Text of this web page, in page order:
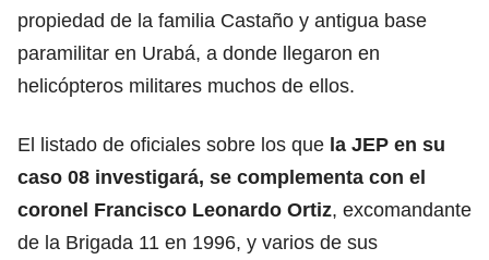
propiedad de la familia Castaño y antigua base
paramilitar en Urabá, a donde llegaron en
helicópteros militares muchos de ellos.
El listado de oficiales sobre los que la JEP en su
caso 08 investigará, se complementa con el
coronel Francisco Leonardo Ortiz, excomandante
de la Brigada 11 en 1996, y varios de sus